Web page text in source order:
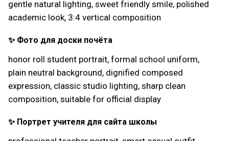
gentle natural lighting, sweet friendly smile, polished
academic look, 3:4 vertical composition
✨ Фото для доски почёта
honor roll student portrait, formal school uniform,
plain neutral background, dignified composed
expression, classic studio lighting, sharp clean
composition, suitable for official display
✨ Портрет учителя для сайта школы